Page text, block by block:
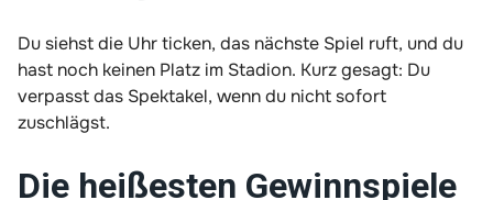
Du siehst die Uhr ticken, das nächste Spiel ruft, und du
hast noch keinen Platz im Stadion. Kurz gesagt: Du
verpasst das Spektakel, wenn du nicht sofort
zuschlägst.
Die heißesten Gewinnspiele